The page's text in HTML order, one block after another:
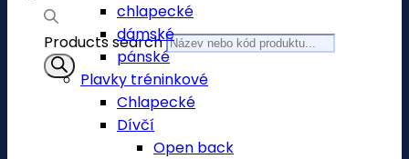
Products search
chlapecké
dámské
pánské
Plavky tréninkové
Chlapecké
Dívčí
Open back